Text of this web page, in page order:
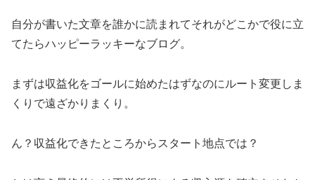
自分が書いた文章を誰かに読まれてそれがどこかで役に立
てたらハッピーラッキーなブログ。
まずは収益化をゴールに始めたはずなのにルート変更しま
くりで遠ざかりまくり。
ん？収益化できたところからスタート地点では？